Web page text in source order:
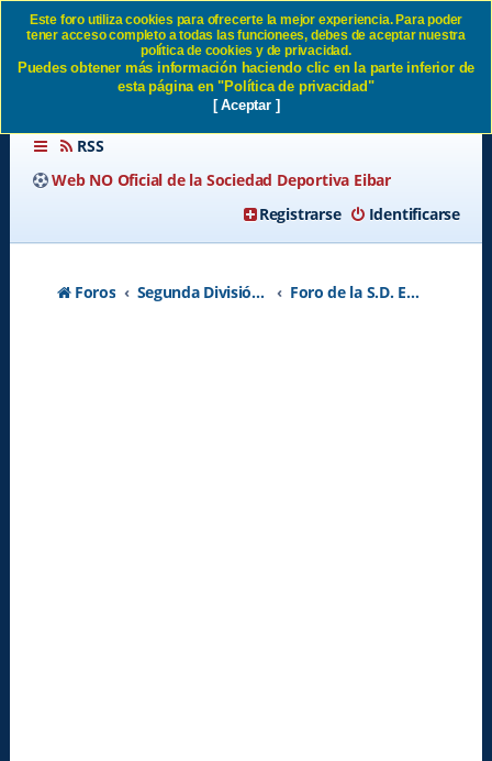
Jito se va SD Eibar
RSS
Web NO Oficial de la Sociedad Deportiva Eibar
Identificarse
Registrarse
Foros Segunda División A - Temporada 2026-2027 Foro de la S.D. Eibar
Este foro utiliza cookies para ofrecerte la mejor experiencia. Para poder
tener acceso completo a todas las funcionees, debes de aceptar nuestra
política de cookies y de privacidad.
Puedes obtener más información haciendo clic en la parte inferior de
esta página en "Política de privacidad"
[ Aceptar ]